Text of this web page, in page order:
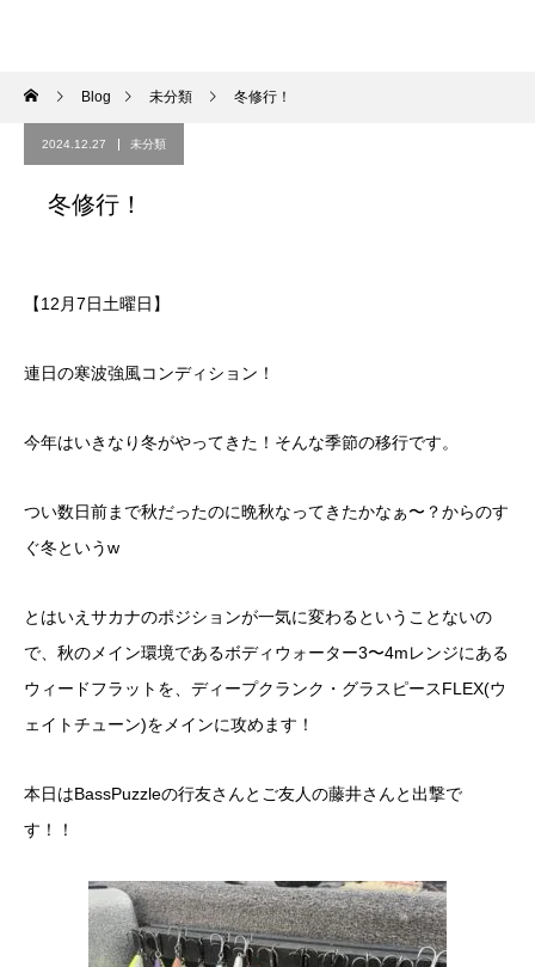
Blog 未分類 冬修行！
2024.12.27 未分類
冬修行！
【12月7日土曜日】
連日の寒波強風コンディション！
今年はいきなり冬がやってきた！そんな季節の移行です。
つい数日前まで秋だったのに晩秋なってきたかなぁ〜？からのす
ぐ冬というw
とはいえサカナのポジションが一気に変わるということないの
で、秋のメイン環境であるボディウォーター3〜4mレンジにある
ウィードフラットを、ディープクランク・グラスピースFLEX(ウ
ェイトチューン)をメインに攻めます！
本日はBassPuzzleの行友さんとご友人の藤井さんと出撃で
す！！